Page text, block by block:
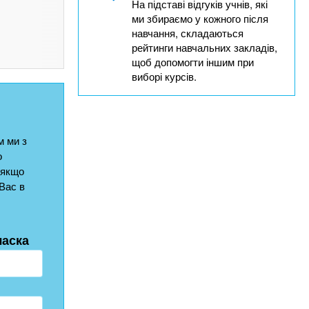
ми з
в
На підставі відгуків учнів, які
ми збираємо у кожного після
навчання, складаються
рейтинги навчальних закладів,
щоб допомогти іншим при
виборі курсів.